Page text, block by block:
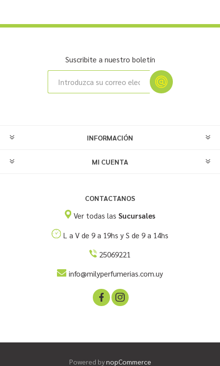
Suscribite a nuestro boletín
INFORMACIÓN
MI CUENTA
CONTACTANOS
Ver todas lasSucursales
L a V de 9 a 19hs y S de 9 a 14hs
25069221
info@milyperfumerias.com.uy
Powered bynopCommerce